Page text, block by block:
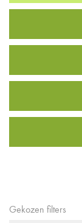
Gekozen filters